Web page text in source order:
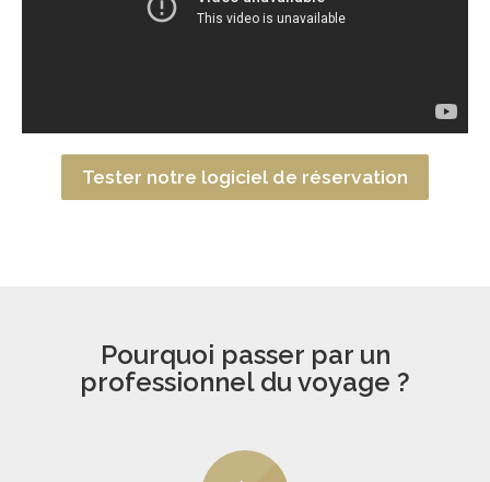
Tester notre logiciel de réservation
Pourquoi passer par un
professionnel du voyage ?